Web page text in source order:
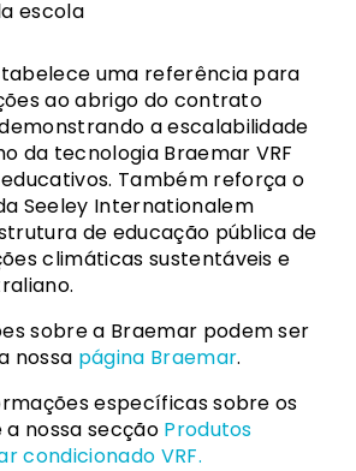
escola
uma referência para
ao abrigo do contrato
demonstrando a escalabilidade
da tecnologia Braemar VRF
Também reforça o
Seeley Internationalem
de educação pública de
climáticas sustentáveis e
sobre a Braemar podem ser
nossa página Braemar.
específicas sobre os
nossa secção Produtos
condicionado VRF.